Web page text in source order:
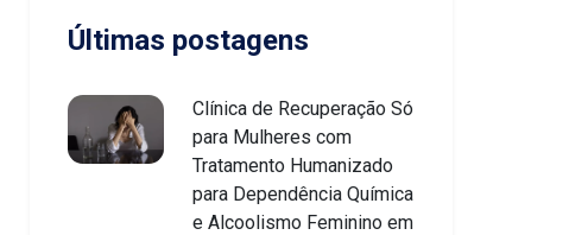
Últimas postagens
Clínica de Recuperação Só
para Mulheres com
Tratamento Humanizado
para Dependência Química
e Alcoolismo Feminino em